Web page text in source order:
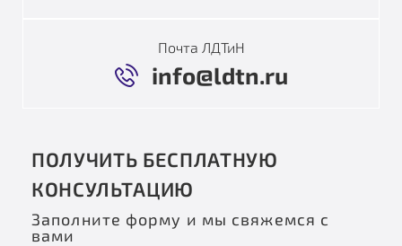
Почта ЛДТиН
info@ldtn.ru
ПОЛУЧИТЬ БЕСПЛАТНУЮ
КОНСУЛЬТАЦИЮ
Заполните форму и мы свяжемся с
вами